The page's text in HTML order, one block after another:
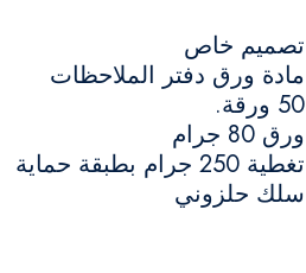
تصميم خاص
مادة ورق دفتر الملاحظات
50 ورقة.
ورق 80 جرام
تغطية 250 جرام بطبقة حماية
سلك حلزوني